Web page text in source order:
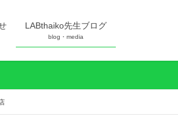
LABthaiko先生ブログ
blog・media